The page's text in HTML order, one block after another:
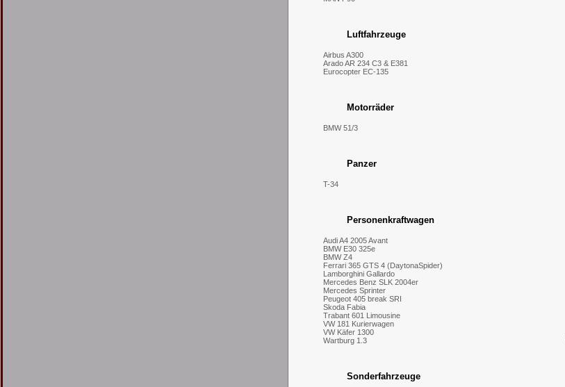
Luftfahrzeuge
Airbus A300
Arado AR 234 C3 & E381
Eurocopter EC-135
Motorräder
BMW 51/3
Panzer
T-34
Personenkraftwagen
Audi A4 2005 Avant
BMW E30 325e
BMW Z4
Ferrari 365 GTS 4 (DaytonaSpider)
Lamborghini Gallardo
Mercedes Benz SLK 2004er
Mercedes Sprinter
Peugeot 405 break SRI
Skoda Fabia
Trabant 601 Limousine
VW 181 Kurierwagen
VW Käfer 1300
Wartburg 1.3
Sonderfahrzeuge